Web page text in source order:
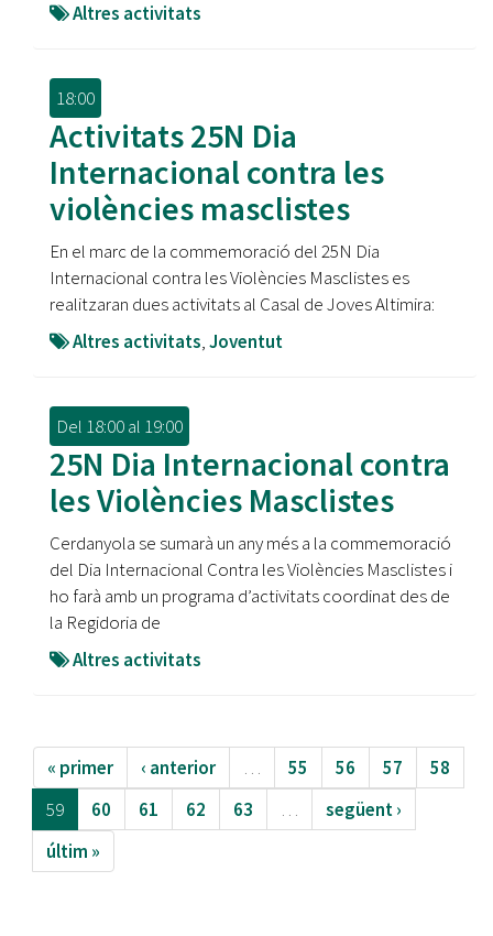
Altres activitats
18:00
Activitats 25N Dia
Internacional contra les
violències masclistes
En el marc de la commemoració del 25N Dia
Internacional contra les Violències Masclistes es
realitzaran dues activitats al Casal de Joves Altimira:
Altres activitats,Joventut
Del 18:00al 19:00
25N Dia Internacional contra
les Violències Masclistes
Cerdanyola se sumarà un any més a la commemoració
del Dia Internacional Contra les Violències Masclistes i
ho farà amb un programa d’activitats coordinat des de
la Regidoria de
Altres activitats
« primer ‹ anterior … 55 56 57
58
59
60 61 62 63 …
següent ›
últim »